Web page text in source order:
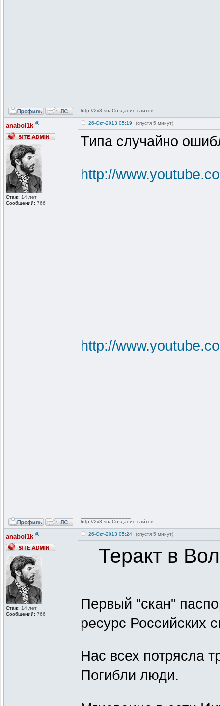
http://2v3.su/ Создание сайтов
anabol1k ®
Стаж: 14 лет
Сообщений: 766
26-Окт-2013 05:19 (спустя 5 минут)
Типа случайно
http://
http://
http://2v3.su/ Создание сайтов
anabol1k ®
Стаж: 14 лет
Сообщений: 766
26-Окт-2013 05:24 (спустя 5 минут)
Теракт в
Первый "скан"
ресурс Российских
Нас всех потрясла
Погибли люди.